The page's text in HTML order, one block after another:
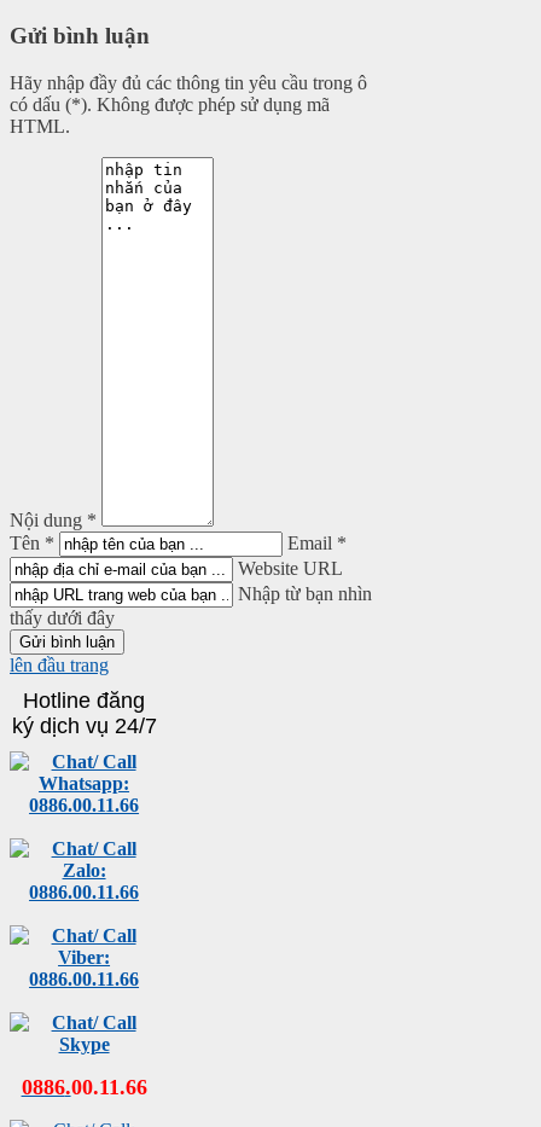
Gửi bình luận
Hãy nhập đầy đủ các thông tin yêu cầu trong ô
có dấu (*). Không được phép sử dụng mã
HTML.
Nội dung *
Tên *
Email *
Website URL
Nhập từ bạn nhìn
thấy dưới đây
lên đầu trang
Hotline đăng
ký dịch vụ 24/7
0886.00.11.66